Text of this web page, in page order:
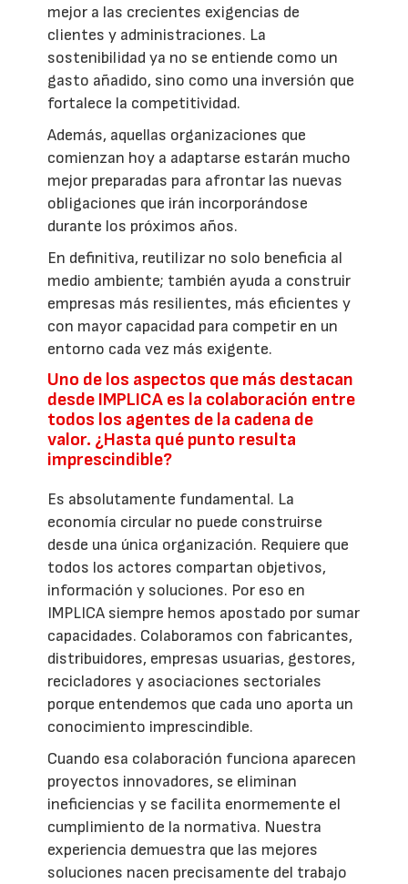
mejor a las crecientes exigencias de
clientes y administraciones. La
sostenibilidad ya no se entiende como un
gasto añadido, sino como una inversión que
fortalece la competitividad.
Además, aquellas organizaciones que
comienzan hoy a adaptarse estarán mucho
mejor preparadas para afrontar las nuevas
obligaciones que irán incorporándose
durante los próximos años.
En definitiva, reutilizar no solo beneficia al
medio ambiente; también ayuda a construir
empresas más resilientes, más eficientes y
con mayor capacidad para competir en un
entorno cada vez más exigente.
Uno de los aspectos que más destacan
desde IMPLICA es la colaboración entre
todos los agentes de la cadena de
valor. ¿Hasta qué punto resulta
imprescindible?
Es absolutamente fundamental. La
economía circular no puede construirse
desde una única organización. Requiere que
todos los actores compartan objetivos,
información y soluciones. Por eso en
IMPLICA siempre hemos apostado por sumar
capacidades. Colaboramos con fabricantes,
distribuidores, empresas usuarias, gestores,
recicladores y asociaciones sectoriales
porque entendemos que cada uno aporta un
conocimiento imprescindible.
Cuando esa colaboración funciona aparecen
proyectos innovadores, se eliminan
ineficiencias y se facilita enormemente el
cumplimiento de la normativa. Nuestra
experiencia demuestra que las mejores
soluciones nacen precisamente del trabajo